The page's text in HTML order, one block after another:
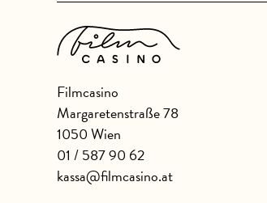
Filmcasino
Margaretenstraße 78
1050 Wien
01 / 587 90 62
kassa@filmcasino.at